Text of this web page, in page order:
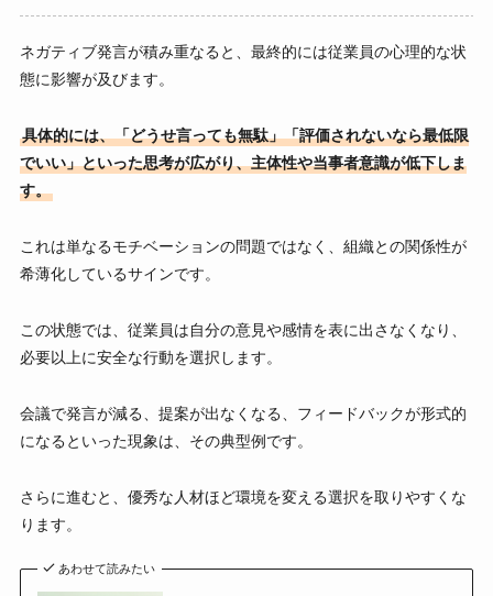
ネガティブ発言が積み重なると、最終的には従業員の心理的な状
態に影響が及びます。
具体的には、「どうせ言っても無駄」「評価されないなら最低限
でいい」といった思考が広がり、主体性や当事者意識が低下しま
す。
これは単なるモチベーションの問題ではなく、組織との関係性が
希薄化しているサインです。
この状態では、従業員は自分の意見や感情を表に出さなくなり、
必要以上に安全な行動を選択します。
会議で発言が減る、提案が出なくなる、フィードバックが形式的
になるといった現象は、その典型例です。
さらに進むと、優秀な人材ほど環境を変える選択を取りやすくな
ります。
あわせて読みたい